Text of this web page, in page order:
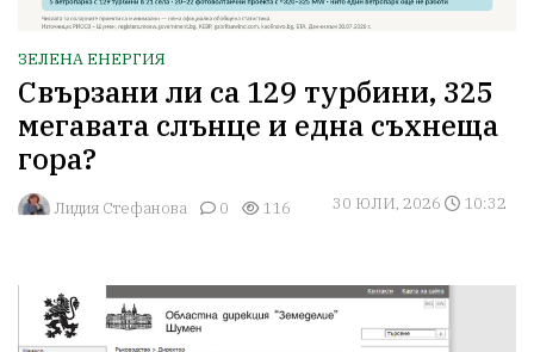
ЗЕЛЕНА ЕНЕРГИЯ
Свързани ли са 129 турбини, 325
мегавата слънце и една съхнеща
гора?
Лидия Стефанова 0 116 30 ЮЛИ, 2026 10:32